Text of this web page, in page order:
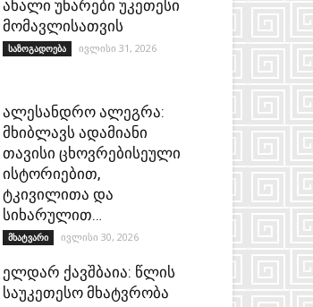
ახალი უნარები უკეთესი
მომავლისათვის
საზოგადოება ივლისი 31, 2026
ალესანდრო ალეგრა:
მხიბლავს ადამიანი
თავისი ცხოვრებისეული
ისტორიებით,
ტკივილითა და
სიხარულით…
მხატვარი ივლისი 30, 2026
ელდარ ქავშბაია: წლის
საუკეთესო მხატვრობა